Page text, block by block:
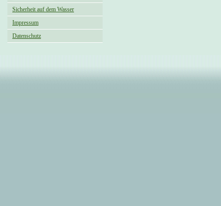
Sicherheit auf dem Wasser
Impressum
Datenschutz